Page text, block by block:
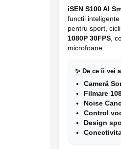
iSEN S100 AI
funcții
pentru sport,
1080P 30FPS ,
microfoane.
✨ De ce îi vei
Cameră
Filmare
Noise
Control
Design